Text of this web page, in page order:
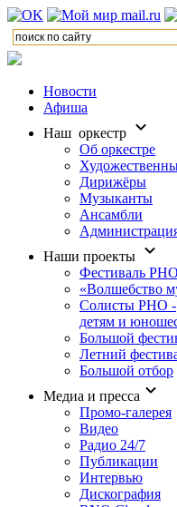
Новости
Афиша
Наш оркестр
Об оркестре
Дирижёры
Музыканты
Ансамбли
Наши проекты
Фестиваль
«Волшебство
Солисты РНО -
детям и
Большой
Летний
Большой отбор
Медиа и пресса
Промо-галерея
Видео
Радио 24/7
Публикации
Интервью
Дискография